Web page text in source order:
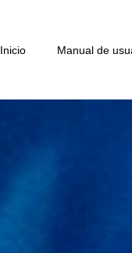
Inicio Manual de